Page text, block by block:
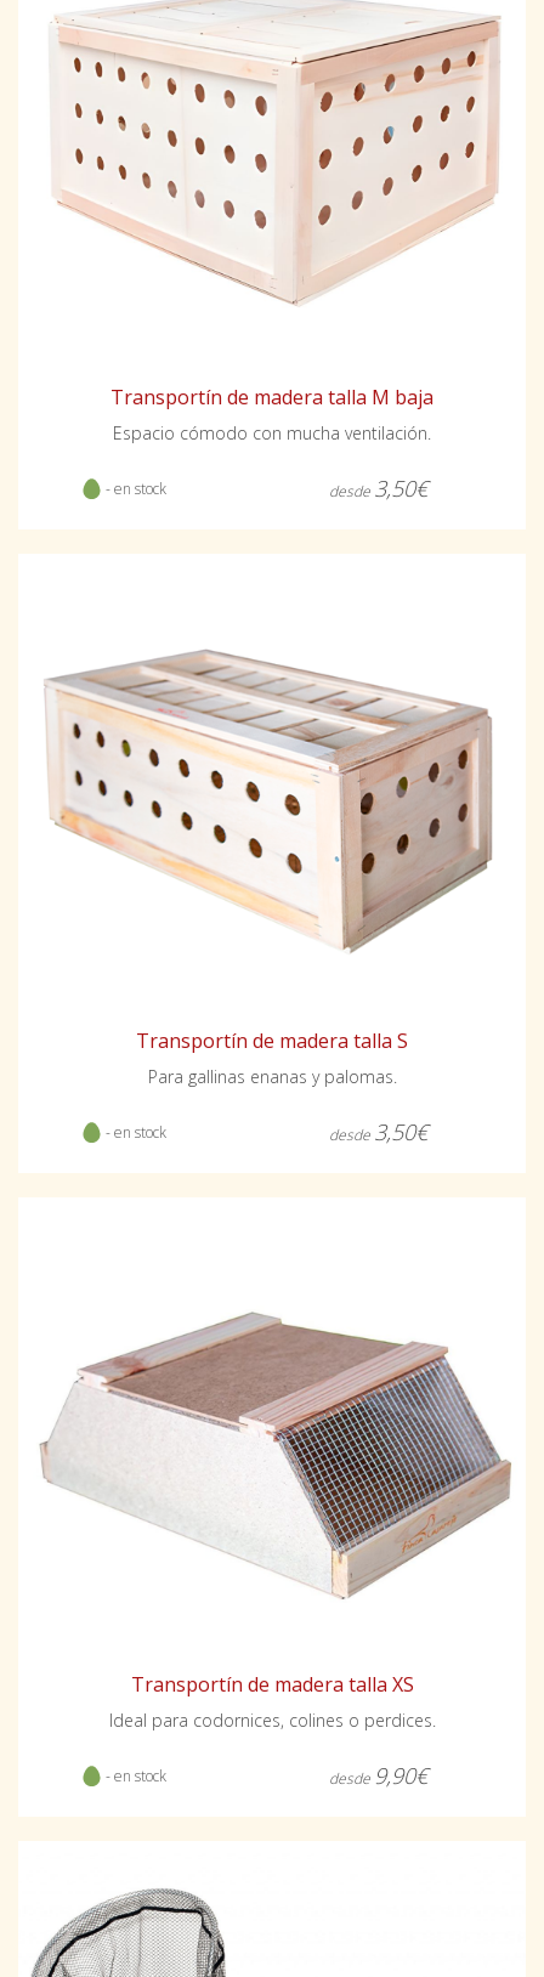
Transportín de madera talla M baja
Espacio cómodo con mucha ventilación.
- en stock desde 3,50€
Transportín de madera talla S
Para gallinas enanas y palomas.
- en stock desde 3,50€
Transportín de madera talla XS
Ideal para codornices, colines o perdices.
- en stock desde 9,90€